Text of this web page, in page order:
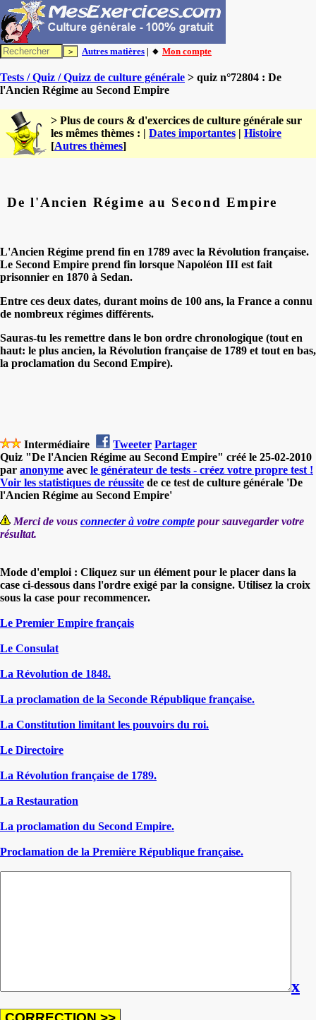
Autres matières | 🔸 Mon compte
Tests / Quiz / Quizz de culture générale > quiz n°72804 : De
l'Ancien Régime au Second Empire
> Plus de cours & d'exercices de culture générale sur
les mêmes thèmes : | Dates importantes | Histoire
[Autres thèmes]
De l'Ancien Régime au Second Empire
L'Ancien Régime prend fin en 1789 avec la Révolution française.
Le Second Empire prend fin lorsque Napoléon III est fait
prisonnier en 1870 à Sedan.
Entre ces deux dates, durant moins de 100 ans, la France a connu
de nombreux régimes différents.
Sauras-tu les remettre dans le bon ordre chronologique (tout en
haut: le plus ancien, la Révolution française de 1789 et tout en bas,
la proclamation du Second Empire).
Intermédiaire Tweeter Partager
Quiz "De l'Ancien Régime au Second Empire" créé le 25-02-2010
par anonyme avec le générateur de tests - créez votre propre test !
Voir les statistiques de réussite de ce test de culture générale 'De
l'Ancien Régime au Second Empire'
Merci de vous connecter à votre compte pour sauvegarder votre
résultat.
Mode d'emploi : Cliquez sur un élément pour le placer dans la
case ci-dessous dans l'ordre exigé par la consigne. Utilisez la croix
sous la case pour recommencer.
Le Premier Empire français
Le Consulat
La Révolution de 1848.
La proclamation de la Seconde République française.
La Constitution limitant les pouvoirs du roi.
Le Directoire
La Révolution française de 1789.
La Restauration
La proclamation du Second Empire.
Proclamation de la Première République française.
x